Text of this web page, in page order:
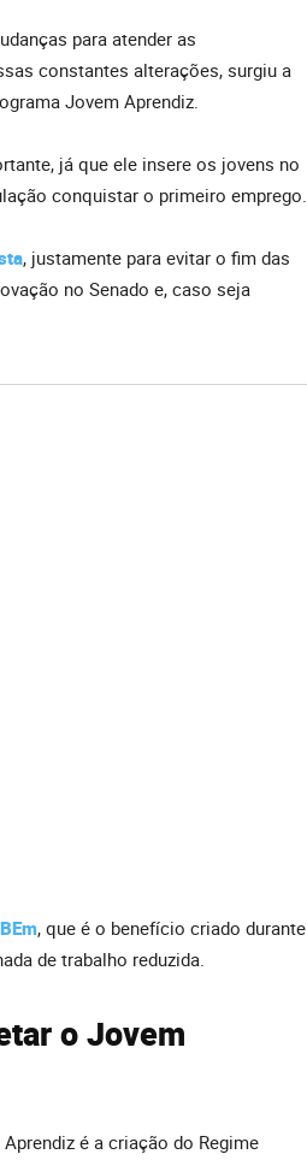
para atender as
constantes alterações, surgiu a
Jovem Aprendiz.
já que ele insere os jovens no
conquistar o primeiro emprego.
, justamente para evitar o fim das
no Senado e, caso seja
, que é o benefício criado durante
de trabalho reduzida.
o Jovem
é a criação do Regime